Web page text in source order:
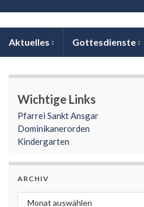
Aktuelles Gottesdienste
Wichtige Links
Pfarrei Sankt Ansgar
Dominikanerorden
Kindergarten
ARCHIV
Archiv